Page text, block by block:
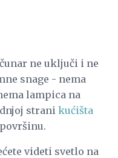
ne uključi i ne
snage - nema
lampica na
strani kućišta
videti svetlo na